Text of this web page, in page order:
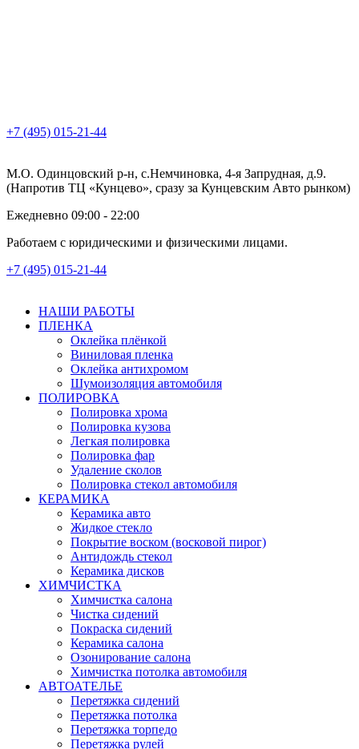
+7 (495) 015-21-44
М.О. Одинцовский р-н, с.Немчиновка, 4-я Запрудная, д.9.
(Напротив ТЦ «Кунцево», сразу за Кунцевским Авто рынком)
Ежедневно 09:00 - 22:00
Работаем с юридическими и физическими лицами.
+7 (495) 015-21-44
НАШИ РАБОТЫ
ПЛЕНКА
Оклейка плёнкой
Виниловая пленка
Оклейка антихромом
Шумоизоляция автомобиля
ПОЛИРОВКА
Полировка хрома
Полировка кузова
Легкая полировка
Полировка фар
Удаление сколов
Полировка стекол автомобиля
КЕРАМИКА
Керамика авто
Жидкое стекло
Покрытие воском (восковой пирог)
Антидождь стекол
Керамика дисков
ХИМЧИСТКА
Химчистка салона
Чистка сидений
Покраска сидений
Керамика салона
Озонирование салона
Химчистка потолка автомобиля
АВТОАТЕЛЬЕ
Перетяжка сидений
Перетяжка потолка
Перетяжка торпедо
Перетяжка рулей